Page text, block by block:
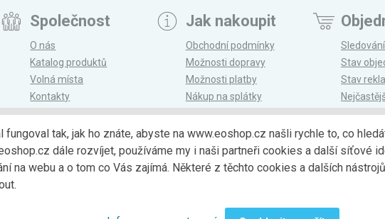
Společnost
O nás
Katalog produktů
Volná místa
Kontakty
Magazín
Jak nakoupit
Obchodní podmínky
Možnosti dopravy
Možnosti platby
Nákup na splátky
Reklamace a vrácení
Stav
Stav
Možnosti
fungoval tak, jak ho znáte, abyste na www.eoshop.cz našli rychle to, co
dále rozvíjet, používáme my i naši partneři cookies a další síťové
na webu a o tom co Vás zajímá. Některé z těchto cookies a dalších